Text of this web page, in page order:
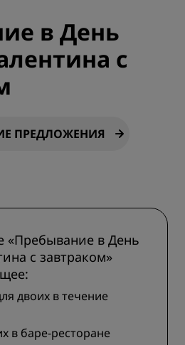
в День
с
ПРЕДЛОЖЕНИЯ
«Пребывание в День
с завтраком»
двоих в течение
в баре-ресторане